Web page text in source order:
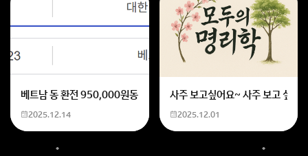
베트남 동 환전 950,000원동 한화 계산할때0하나 빼고 나누기 2하면
2025.12.14
사주 보고싶어요~ 사주 보고 싶
2025.12.01